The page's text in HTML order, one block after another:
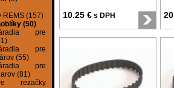
REMS (157)
(50)
pre
pre
(55)
pre
(81)
rezačky
10.25 € s DPH